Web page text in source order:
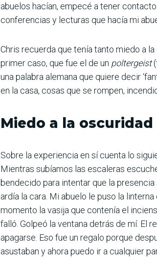
abuelos hacían, empecé a tener
conferencias y lecturas que hacía mi
Chris recuerda que tenía tanto miedo a
primer caso, que fue el de un poltergeist
una palabra alemana que quiere decir
en la casa, cosas que se rompen,
Miedo a la oscuridad
Sobre la experiencia en sí cuenta lo
Mientras subíamos las escaleras
bendecido para intentar que la
ardía la cara. Mi abuelo le puso la
momento la vasija que contenía el
falló. Golpeó la ventana detrás de mí. El
apagarse. Eso fue un regalo porque
asustaban y ahora puedo ir a cualquier